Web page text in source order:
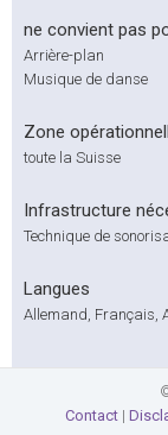
ne convient pas
Arrière-plan
Musique de danse
Zone
toute la Suisse
Infrastructure
Technique de
Langues
Allemand, Français,
Contact |